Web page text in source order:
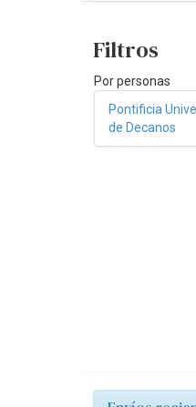
Filtros
Por personas
Pontificia
de Decanos